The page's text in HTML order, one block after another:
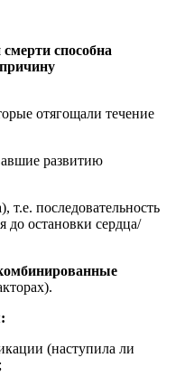
способна
отягощали течение
развитию
т.е. последовательность
до остановки сердца/
(наступила ли